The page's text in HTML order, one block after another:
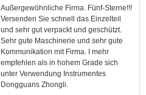
Außergewöhnliche Firma. Fünf-Sterne!!!
Versenden Sie schnell das Einzelteil
und sehr gut verpackt und geschützt.
Sehr gute Maschinerie und sehr gute
Kommunikation mit Firma. I mehr
empfehlen als in hohem Grade sich
unter Verwendung Instrumentes
Dongguans Zhongli.